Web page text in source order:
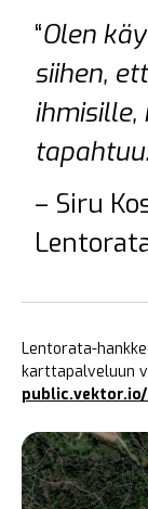
“Olen
siihen,
ihmisille,
– Siru
Lentorata-
karttapalveluun